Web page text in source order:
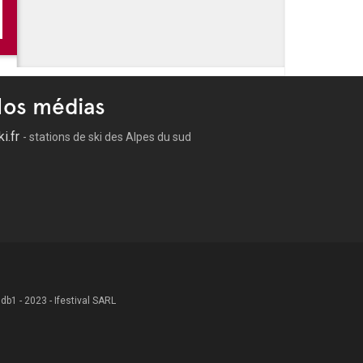
médias
- stations de ski des Alpes du sud
- 2023 - Ifestival SARL